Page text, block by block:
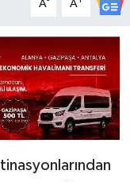
A A